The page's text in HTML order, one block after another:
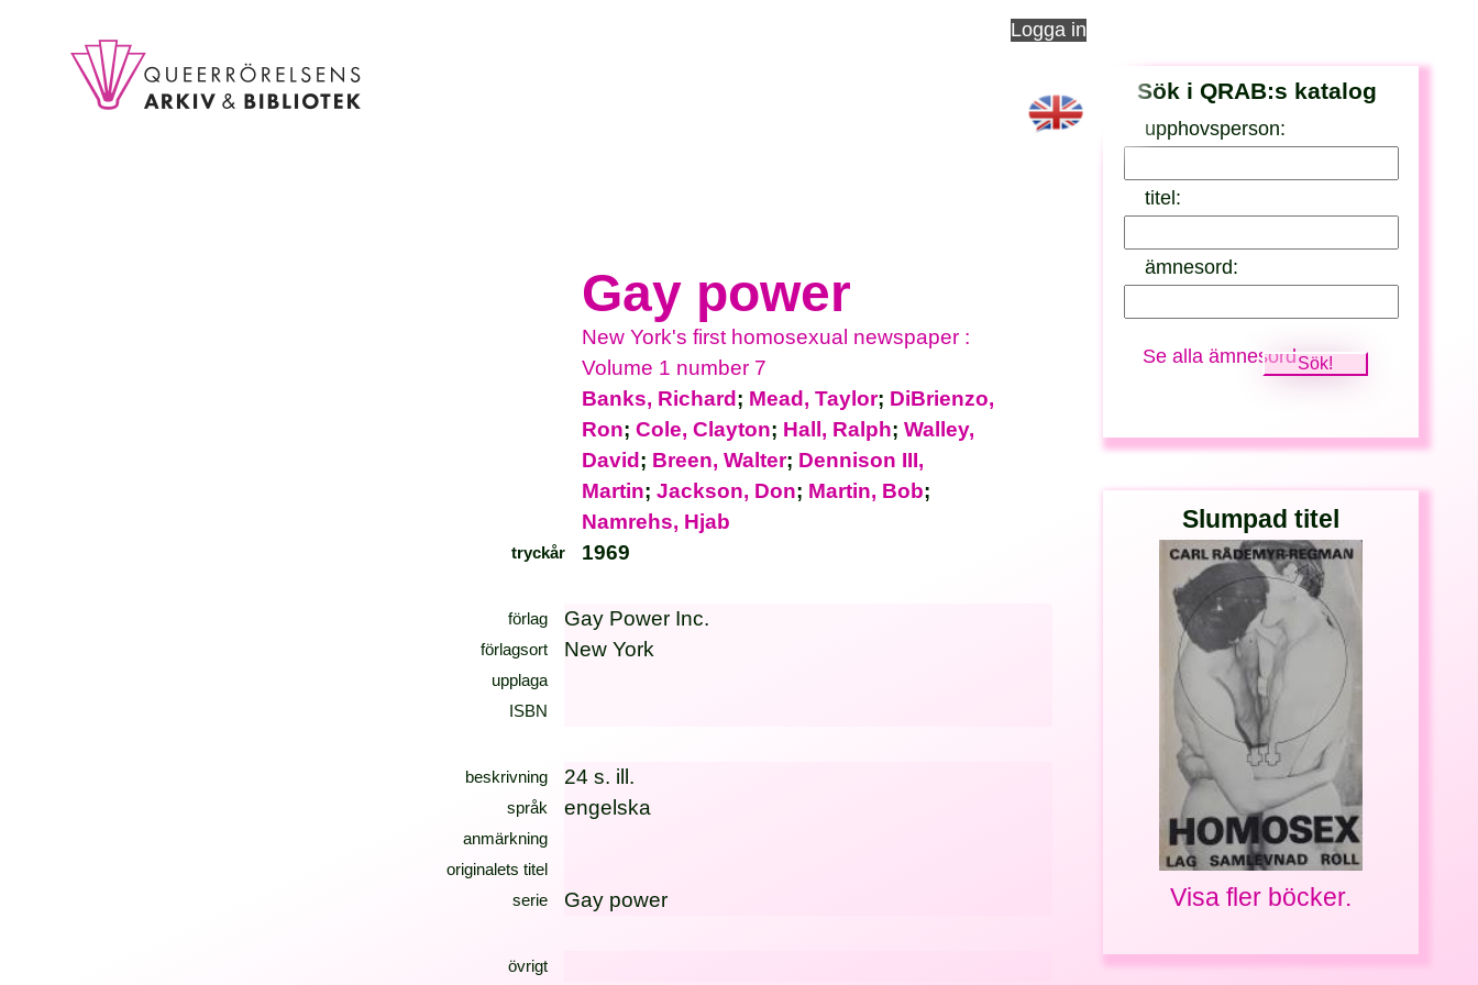
Logga in
Sök i QRAB:s katalog
upphovsperson:
titel:
ämnesord:
Se alla ämnesord
Slumpad titel
Visa fler böcker.
Gay power
New York's first homosexual newspaper :
Volume 1 number 7
Banks, Richard ; Mead, Taylor; DiBrienzo,
Ron;Cole, Clayton; Hall, Ralph;Walley,
David ; Breen, Walter; Dennison III,
Martin;Jackson, Don; Martin, Bob;
Namrehs, Hjab
tryckår 1969
förlag Gay Power Inc.
förlagsort New York
upplaga
ISBN
beskrivning 24 s. ill.
språk engelska
anmärkning
originalets titel
serie
Gay power
övrigt